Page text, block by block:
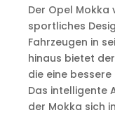
Der Opel
sportliches
Fahrzeugen in
hinaus bietet
die eine
Das intelligente
der Mokka sich